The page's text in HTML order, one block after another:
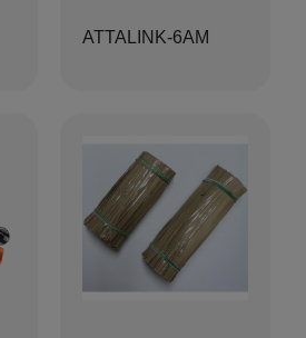
ATTALINK-6AM